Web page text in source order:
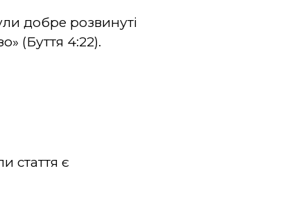
добре розвинуті
(Буття 4:22).
стаття є